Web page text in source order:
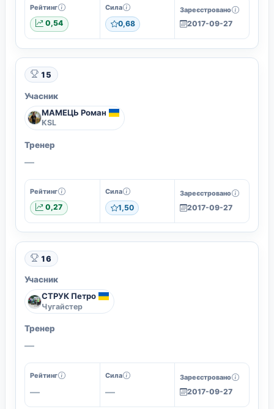
Рейтинг
0,54
Сила
0,68
Зареєстровано
2017-09-27
15
Учасник
МАМЕЦЬ Роман
KSL
Тренер
—
Рейтинг
0,27
Сила
1,50
Зареєстровано
2017-09-27
16
Учасник
СТРУК Петро
Чугайстер
Тренер
—
Рейтинг
—
Сила
—
Зареєстровано
2017-09-27